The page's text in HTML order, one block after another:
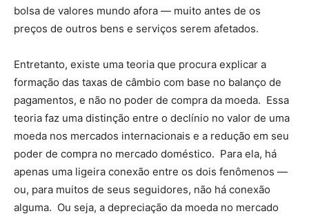
bolsa de valores mundo afora — muito antes de os
preços de outros bens e serviços serem afetados.
Entretanto, existe uma teoria que procura explicar a
formação das taxas de câmbio com base no balanço de
pagamentos, e não no poder de compra da moeda. Essa
teoria faz uma distinção entre o declínio no valor de uma
moeda nos mercados internacionais e a redução em seu
poder de compra no mercado doméstico. Para ela, há
apenas uma ligeira conexão entre os dois fenômenos —
ou, para muitos de seus seguidores, não há conexão
alguma. Ou seja, a depreciação da moeda no mercado